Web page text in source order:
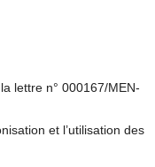
lettre n° 000167/MEN-
et l’utilisation des